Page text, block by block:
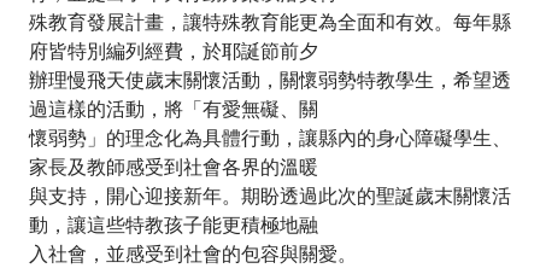
殊教育發展計畫，讓特殊教育能更為全面和有效。每年縣
府皆特別編列經費，於耶誕節前夕
辦理慢飛天使歲末關懷活動，關懷弱勢特教學生，希望透
過這樣的活動，將「有愛無礙、關
懷弱勢」的理念化為具體行動，讓縣內的身心障礙學生、
家長及教師感受到社會各界的溫暖
與支持，開心迎接新年。期盼透過此次的聖誕歲末關懷活
動，讓這些特教孩子能更積極地融
入社會，並感受到社會的包容與關愛。